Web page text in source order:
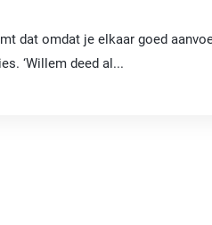
dat omdat je elkaar goed
‘Willem deed al...